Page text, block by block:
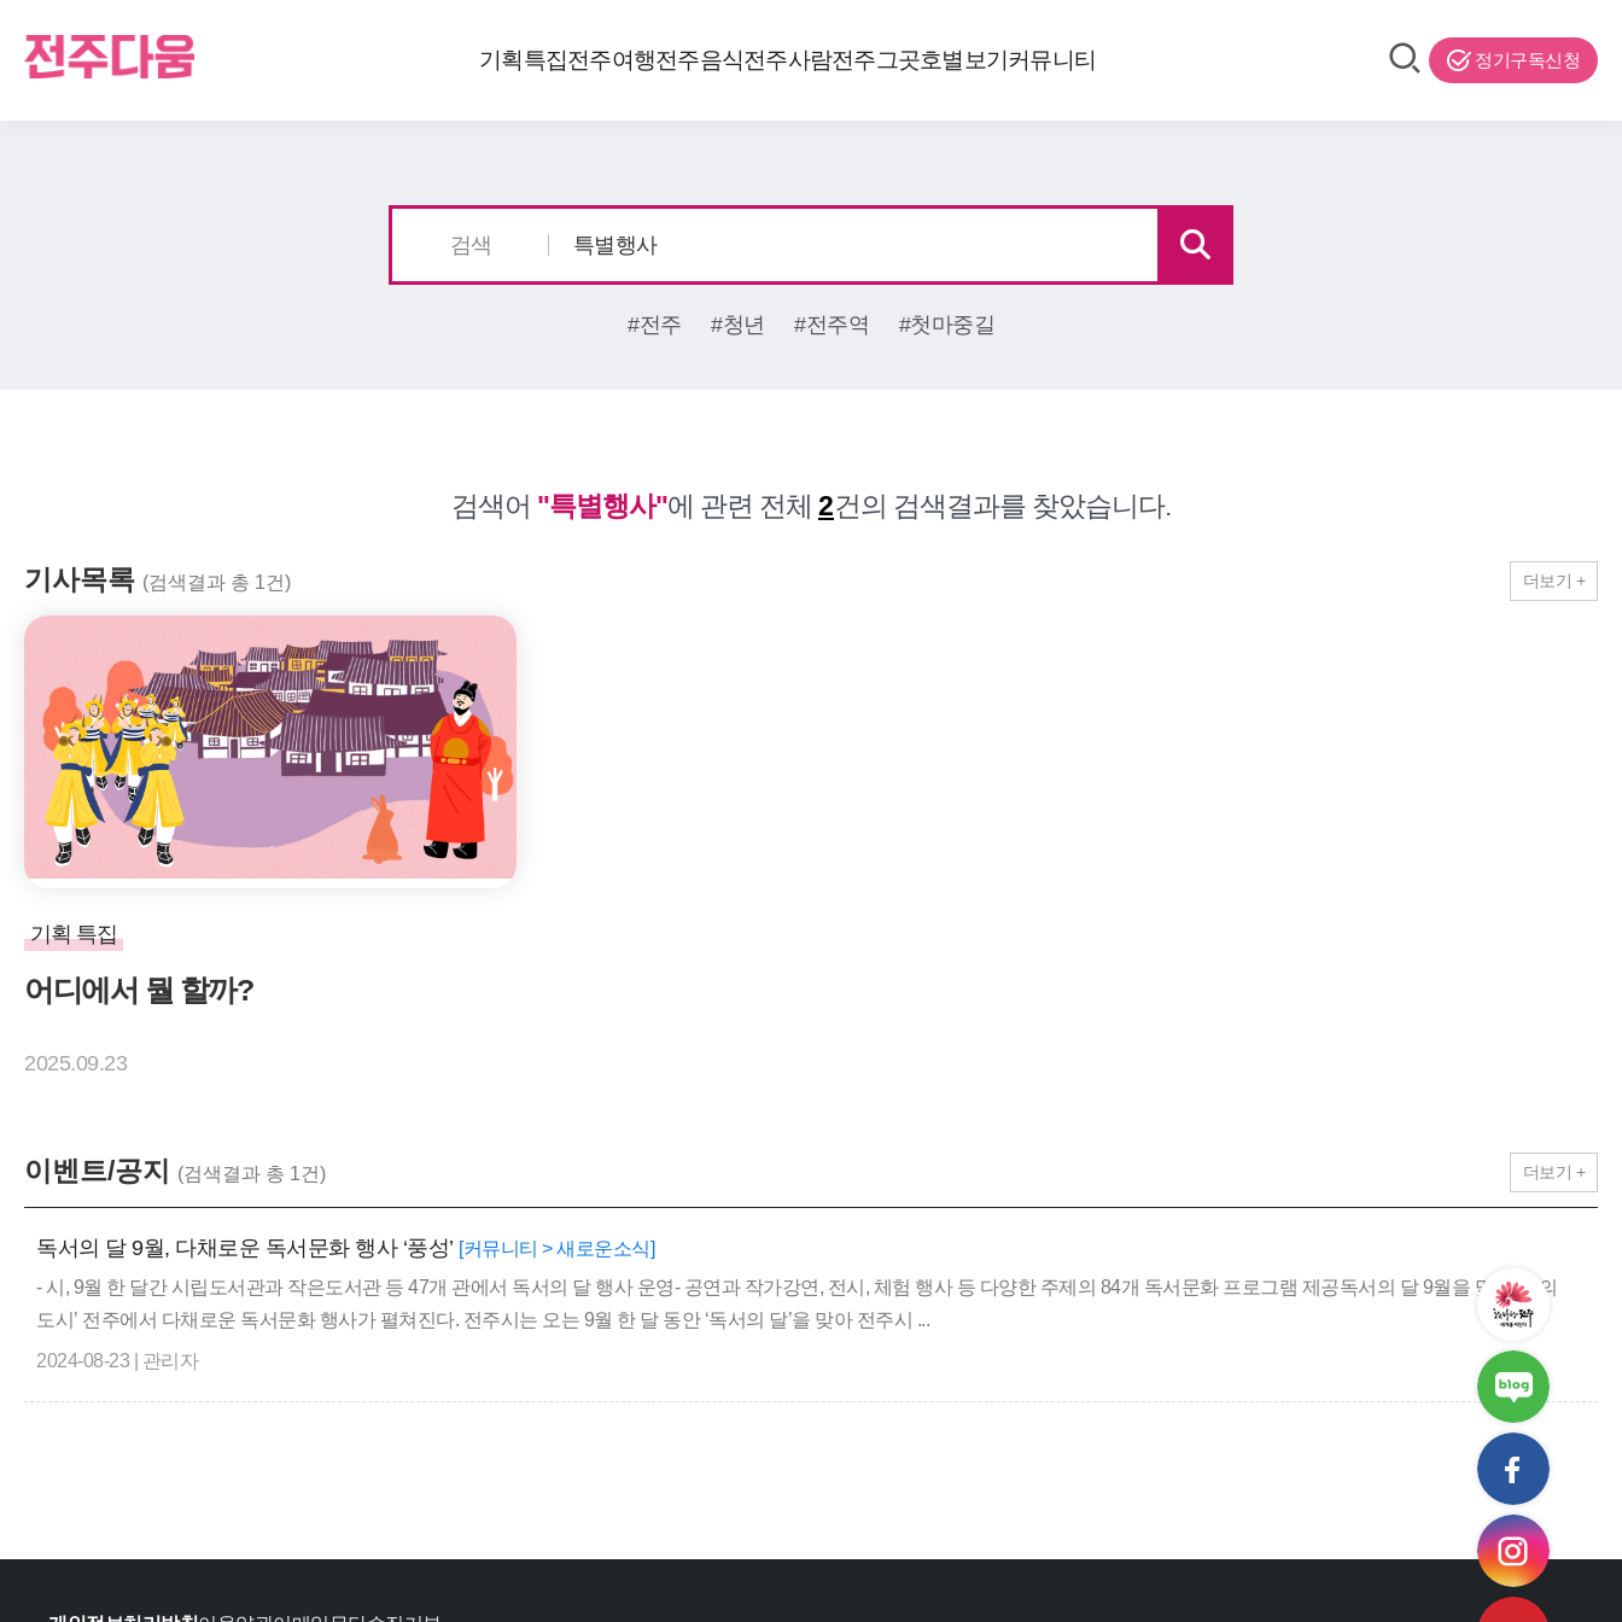
기획특집전주여행전주음식전주사람전주그곳호별보기 커뮤니티 정기구독신청
검색
#전주 #청년 #전주역 #첫마중길
검색어 "특별행사"에 관련 전체 2건의 검색결과를 찾았습니다.
기사목록 (검색결과 총 1건) 더보기 +
기획 특집
어디에서 뭘 할까?
2025.09.23
이벤트/공지 (검색결과 총 1건) 더보기 +
독서의 달 9월, 다채로운 독서문화 행사 ‘풍성’ [커뮤니티 > 새로운소식]
- 시, 9월 한 달간 시립도서관과 작은도서관 등 47개 관에서 독서의 달 행사 운영- 공연과 작가강연, 전시, 체험 행사 등 다양한 주제의 84개 독서문화 프로그램 제공독서의 달 9월을 맞아 ‘책의
도시’ 전주에서 다채로운 독서문화 행사가 펼쳐진다. 전주시는 오는 9월 한 달 동안 ‘독서의 달’을 맞아 전주시 ...
2024-08-23 | 관리자